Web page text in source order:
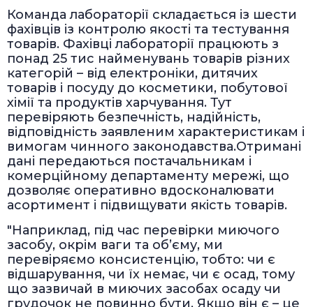
Команда лабораторії складається із шести
фахівців із контролю якості та тестування
товарів. Фахівці лабораторії працюють з
понад 25 тис найменувань товарів різних
категорій – від електроніки, дитячих
товарів і посуду до косметики, побутової
хімії та продуктів харчування. Тут
перевіряють безпечність, надійність,
відповідність заявленим характеристикам і
вимогам чинного законодавства.Отримані
дані передаються постачальникам і
комерційному департаменту мережі, що
дозволяє оперативно вдосконалювати
асортимент і підвищувати якість товарів.
"Наприклад, під час перевірки миючого
засобу, окрім ваги та об’єму, ми
перевіряємо консистенцію, тобто: чи є
відшарування, чи їх немає, чи є осад, тому
що зазвичай в миючих засобах осаду чи
грудочок не повинно бути. Якщо він є – це